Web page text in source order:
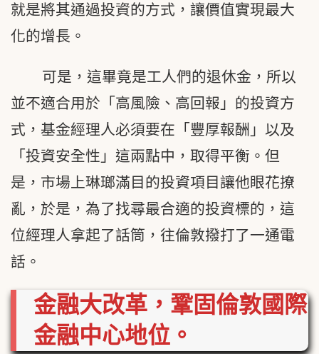
就是將其通過投資的方式，讓價值實現最大
化的增長。
可是，這畢竟是工人們的退休金，所以
並不適合用於「高風險、高回報」的投資方
式，基金經理人必須要在「豐厚報酬」以及
「投資安全性」這兩點中，取得平衡。但
是，市場上琳瑯滿目的投資項目讓他眼花撩
亂，於是，為了找尋最合適的投資標的，這
位經理人拿起了話筒，往倫敦撥打了一通電
話。
金融大改革，鞏固倫敦國際
金融中心地位。